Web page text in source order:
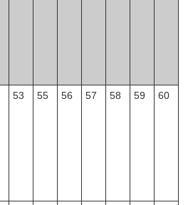
53 55 56 57 58 59 60